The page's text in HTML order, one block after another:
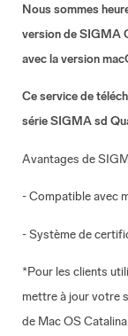
Nous sommes
version de SIGMA
avec la version
Ce service de
série SIGMA sd
Avantages de
- Compatible avec
- Système de
*Pour les clients
mettre à jour votre
de Mac OS